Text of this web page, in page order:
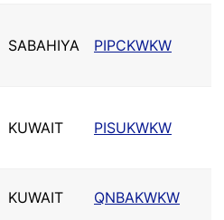
SABAHIYA PIPCKWKW
KUWAIT PISUKWKW
KUWAIT QNBAKWKW